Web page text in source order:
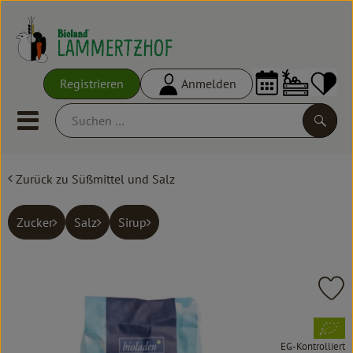
Registrieren Anmelden
Mobiles Menu öffnen oder
Ökokisten
Frisches
Großgebinde
Zurück zu Süßmittel und Salz
Zucker Salz Sirup
, Verband:
EG-Kontrolliert